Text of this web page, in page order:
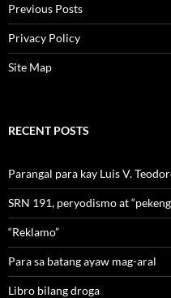
Previous Posts
Privacy Policy
Site Map
RECENT POSTS
Parangal para kay Luis V.
SRN 191, peryodismo at
“Reklamo”
Para sa batang ayaw mag-aral
Libro bilang droga